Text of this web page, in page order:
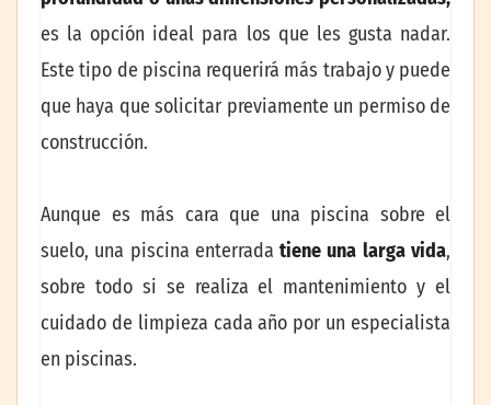
es la opción ideal para los que les gusta nadar.
Este tipo de piscina requerirá más trabajo y puede
que haya que solicitar previamente un permiso de
construcción.
Aunque es más cara que una piscina sobre el
suelo, una piscina enterradatiene una larga vida,
sobre todo si se realiza el mantenimiento y el
cuidado de limpieza cada año por un especialista
en piscinas.